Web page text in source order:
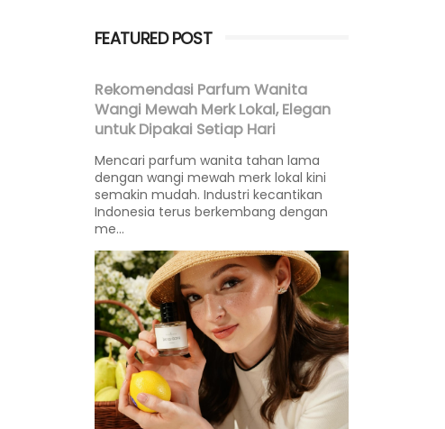
FEATURED POST
Rekomendasi Parfum Wanita
Wangi Mewah Merk Lokal, Elegan
untuk Dipakai Setiap Hari
Mencari parfum wanita tahan lama
dengan wangi mewah merk lokal kini
semakin mudah. Industri kecantikan
Indonesia terus berkembang dengan
me...